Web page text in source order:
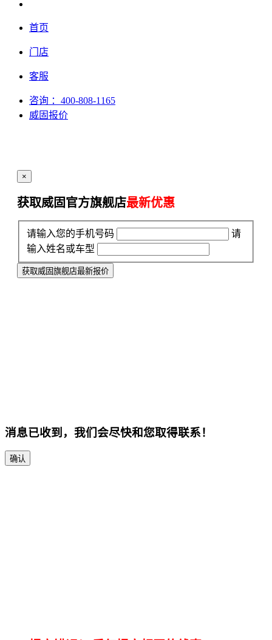
首页
门店
客服
咨询 ：400-808-1165
威固报价
×
获取威固官方旗舰店最新优惠
请输入您的手机号码
请
输入姓名或车型
获取威固旗舰店最新报价
消息已收到，我们会尽快和您取得联系！
确认